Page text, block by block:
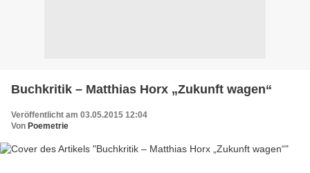
Buchkritik – Matthias Horx „Zukunft wagen“
Veröffentlicht am 03.05.2015 12:04
Von Poemetrie